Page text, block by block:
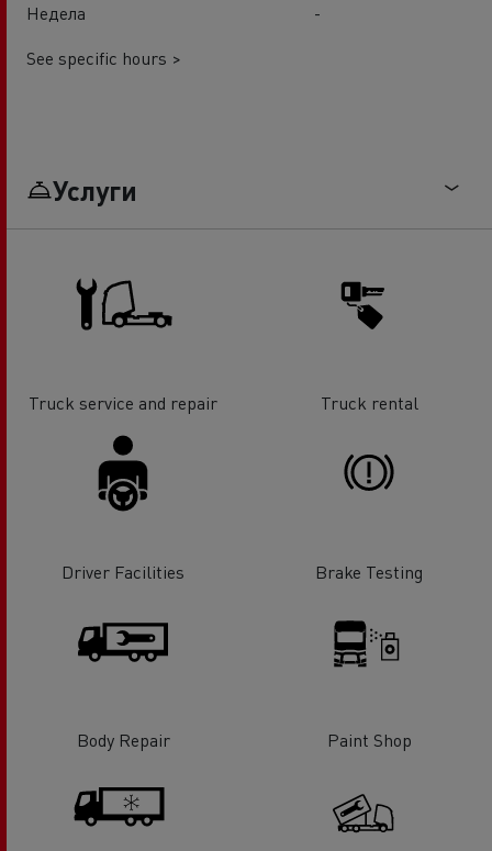
Недела
-
See specific hours >
Услуги
Truck service and repair Truck rental
Driver Facilities Brake Testing
Body Repair Paint Shop